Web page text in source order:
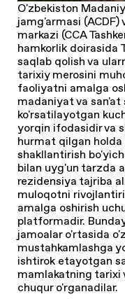
O'zbekiston
jamg'armasi (ACDF)
markazi (CCA
hamkorlik doirasida
saqlab qolish va
tarixiy merosini
faoliyatni amalga
madaniyat va
ko'rsatilayotgan
yorqin ifodasidir va
hurmat qilgan
shakllantirish
bilan uyg'un tarzda
rezidensiya tajriba
muloqotni
amalga oshirish
platformadir.
jamoalar o'rtasida
mustahkamlashga
ishtirok etayotgan
mamlakatning tarixi
chuqur o'rganadilar.